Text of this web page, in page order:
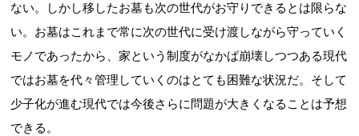
ない。しかし移したお墓も次の世代がお守りできるとは限らな
い。お墓はこれまで常に次の世代に受け渡しながら守っていく
モノであったから、家という制度がなかば崩壊しつつある現代
ではお墓を代々管理していくのはとても困難な状況だ。そして
少子化が進む現代では今後さらに問題が大きくなることは予想
できる。